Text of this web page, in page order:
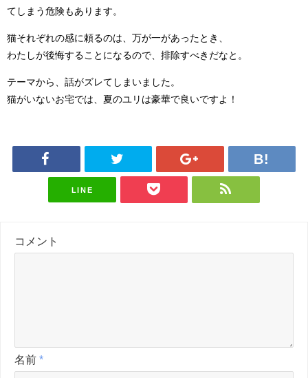
てしまう危険もあります。
猫それぞれの感に頼るのは、万が一があったとき、
わたしが後悔することになるので、排除すべきだなと。
テーマから、話がズレてしまいました。
猫がいないお宅では、夏のユリは豪華で良いですよ！
LINE
コメント
名前 *